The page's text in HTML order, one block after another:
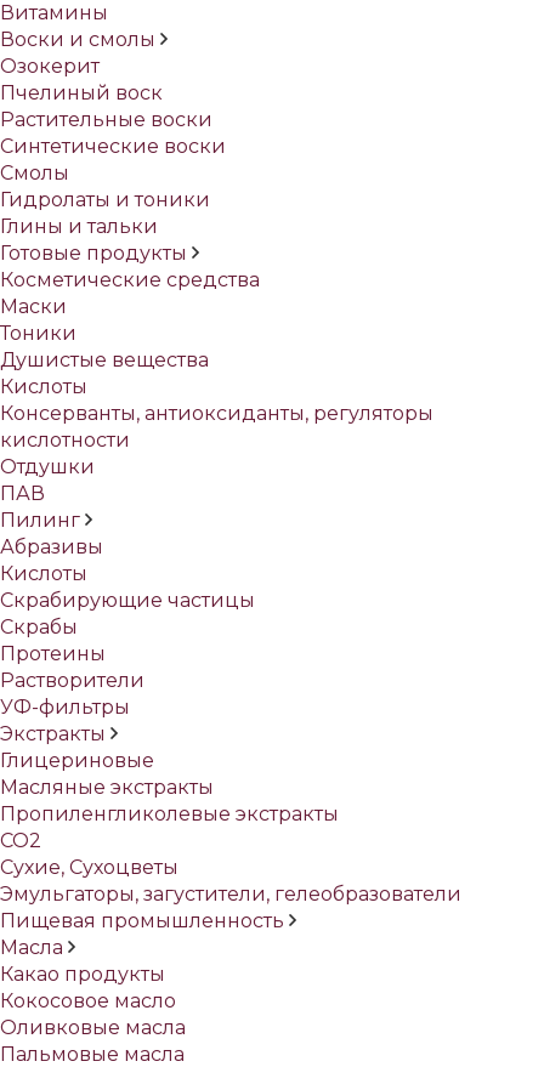
Витамины
Воски и смолы
Озокерит
Пчелиный воск
Растительные воски
Синтетические воски
Смолы
Гидролаты и тоники
Глины и тальки
Готовые продукты
Косметические средства
Маски
Тоники
Душистые вещества
Кислоты
Консерванты, антиоксиданты, регуляторы
кислотности
Отдушки
ПАВ
Пилинг
Абразивы
Кислоты
Скрабирующие частицы
Скрабы
Протеины
Растворители
УФ-фильтры
Экстракты
Глицериновые
Масляные экстракты
Пропиленгликолевые экстракты
СО2
Сухие, Сухоцветы
Эмульгаторы, загустители, гелеобразователи
Пищевая промышленность
Масла
Какао продукты
Кокосовое масло
Оливковые масла
Пальмовые масла